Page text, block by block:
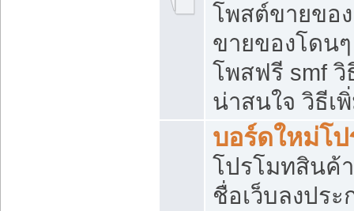
โพสต์ขายขอ
ขายของโดน
โพสฟรี smf
น่าสนใจ วิธีเ
บอร์ดใหม่โ
โปรโมทสินค้
ชื่อเว็บลงปร